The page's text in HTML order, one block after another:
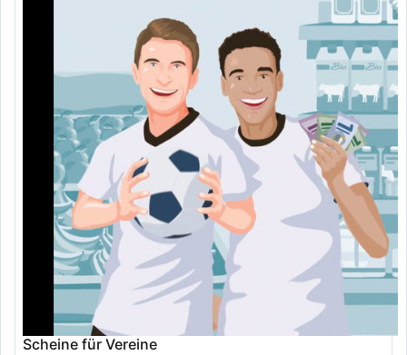
Scheine für Vereine